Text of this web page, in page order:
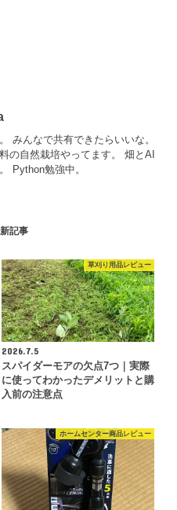
みんなで共有できたらいいな。
の自然栽培やってます。 畑とAI
Python勉強中。
記事
草刈り用品レビュー
2026.7.5
スパイダーモアの欠点7つ｜実際
に使ってわかったデメリットと購
入前の注意点
ホームセンター商品レビュー